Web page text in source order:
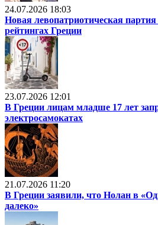
24.07.2026 18:03
Новая левопатриотическая партия
рейтингах Греции
23.07.2026 12:01
В Греции лицам младше 17 лет
электросамокатах
21.07.2026 11:20
В Греции заявили, что Нолан в
далеко»